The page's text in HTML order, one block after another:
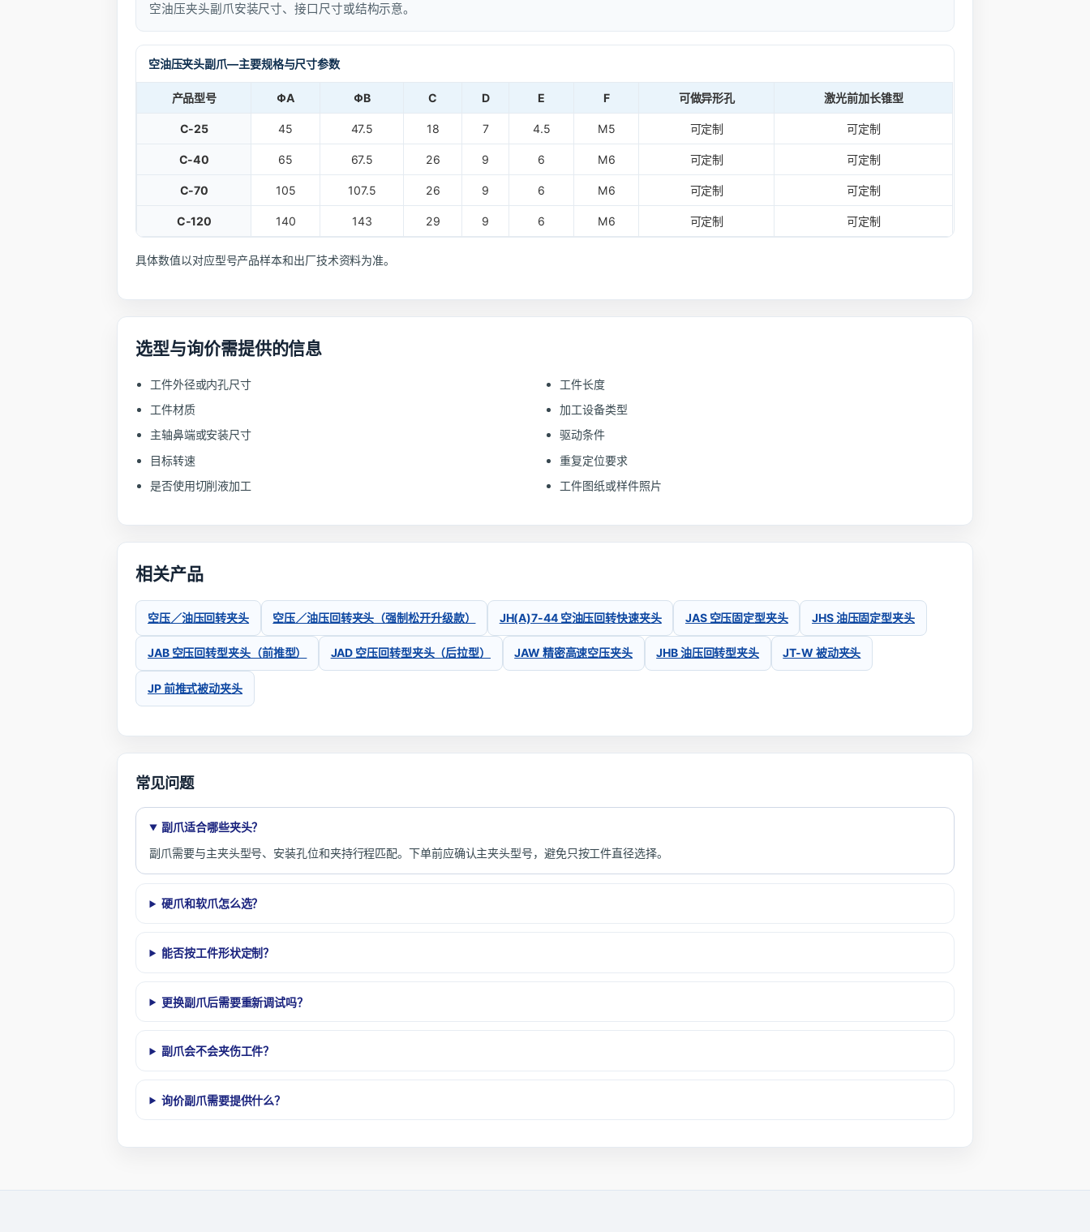
空油压夹头副爪安装尺寸、接口尺寸或结构示意。
空油压夹头副爪—主要规格与尺寸参数
产品型号 ΦA ΦB C D E F 可做异形孔 激光前加长锥型
C-25 45 47.5 18 7 4.5 M5 可定制 可定制
C-40 65 67.5 26 9 6 M6 可定制 可定制
C-70 105 107.5 26 9 6 M6 可定制 可定制
C-120 140 143 29 9 6 M6 可定制 可定制
具体数值以对应型号产品样本和出厂技术资料为准。
选型与询价需提供的信息
工件外径或内孔尺寸
工件长度
工件材质
加工设备类型
主轴鼻端或安装尺寸
驱动条件
目标转速
重复定位要求
是否使用切削液加工
工件图纸或样件照片
相关产品
空压／油压回转夹头 空压／油压回转夹头（强制松开升级款） JH(A)7-44 空油压回转快速夹头 JAS 空压固定型夹头 JHS 油压固定型夹头
JAB 空压回转型夹头（前推型） JAD 空压回转型夹头（后拉型） JAW 精密高速空压夹头 JHB 油压回转型夹头 JT-W 被动夹头
JP 前推式被动夹头
常见问题
副爪适合哪些夹头？
副爪需要与主夹头型号、安装孔位和夹持行程匹配。下单前应确认主夹头型号，避免只按工件直径选择。
硬爪和软爪怎么选？
能否按工件形状定制？
更换副爪后需要重新调试吗？
副爪会不会夹伤工件？
询价副爪需要提供什么？